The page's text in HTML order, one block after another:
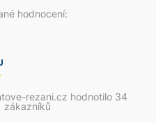
hodnocení:
rezani.cz hodnotilo 34
zákazníků